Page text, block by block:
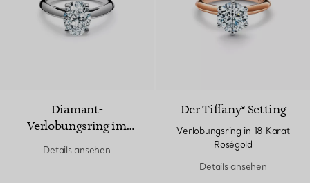
Diamant-
Verlobungsring im
Ovalschliff in Platin
Details ansehen
Der Tiffany® Setting
Verlobungsring in 18 Karat
Roségold
Details ansehen